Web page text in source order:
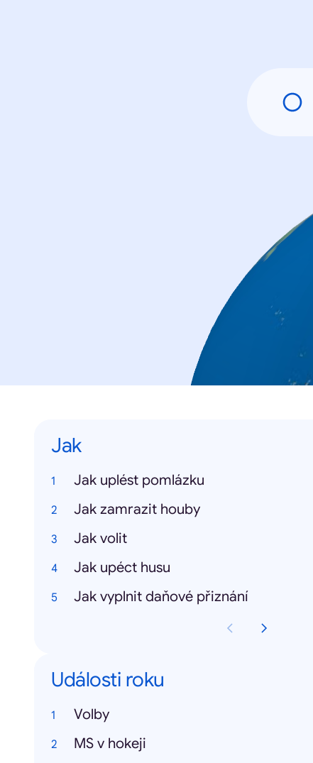
Jak
Jak uplést pomlázku
Jak zamrazit houby
Jak volit
Jak upéct husu
Jak vyplnit daňové přiznání
Události roku
Volby
MS v hokeji